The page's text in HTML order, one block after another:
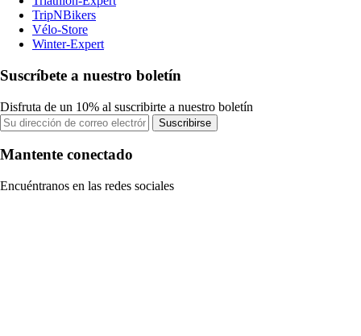
TripNBikers
Vélo-Store
Winter-Expert
Suscríbete a nuestro boletín
Disfruta de un 10% al suscribirte a nuestro boletín
Suscribirse
Mantente conectado
Encuéntranos en las redes sociales